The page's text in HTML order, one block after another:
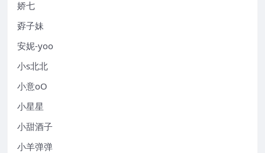
娇七
孬子妹
安妮-yoo
小s北北
小意oO
小星星
小甜酒子
小羊弹弹